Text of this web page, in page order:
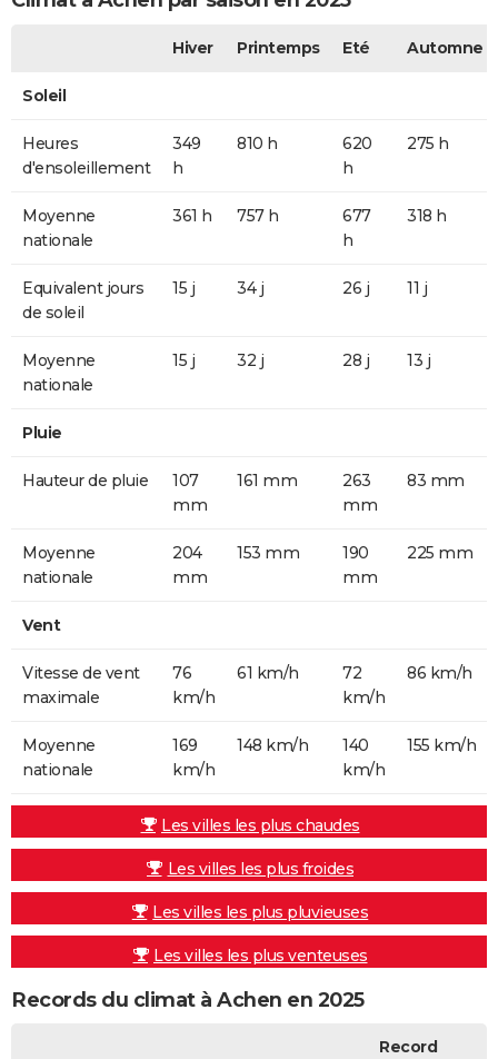
Hiver Printemps Eté Automne
Soleil
Heures
d'ensoleillement
349
h
810 h
620
h
275 h
Moyenne
nationale
361 h 757 h
677
h
318 h
Equivalent jours
de soleil
15 j 34 j 26 j 11 j
Moyenne
nationale
15 j 32 j 28 j 13 j
Pluie
Hauteur de pluie
107
mm
161 mm
263
mm
83 mm
Moyenne
nationale
204
mm
153 mm
190
mm
225 mm
Vent
Vitesse de vent
maximale
76
km/h
61 km/h
72
km/h
86 km/h
Moyenne
nationale
169
km/h
148 km/h
140
km/h
155 km/h
Les villes les plus chaudes
Les villes les plus froides
Les villes les plus pluvieuses
Les villes les plus venteuses
Records du climat à Achen en 2025
Record